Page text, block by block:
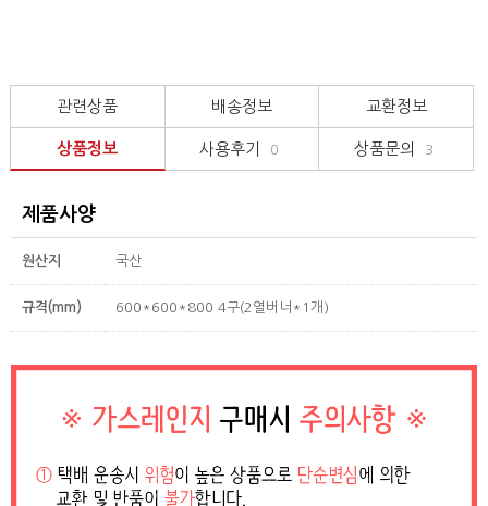
관련상품 배송정보 교환정보
상품정보 사용후기 0 상품문의 3
제품사양
원산지 국산
규격(mm) 600*600*800 4구(2열버너*1개)